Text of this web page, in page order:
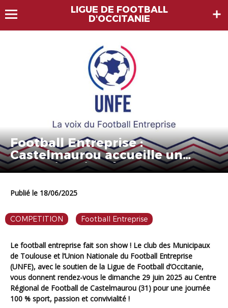
LIGUE DE FOOTBALL
D'OCCITANIE
Football Entreprise :
Castelmaurou accueille un
tournoi national
Publié le 18/06/2025
COMPETITION Football Entreprise
Le football entreprise fait son show ! Le club des Municipaux
de Toulouse et l’Union Nationale du Football Entreprise
(UNFE), avec le soutien de la Ligue de Football d’Occitanie,
vous donnent rendez-vous le dimanche 29 juin 2025 au Centre
Régional de Football de Castelmaurou (31) pour une journée
100 % sport, passion et convivialité !